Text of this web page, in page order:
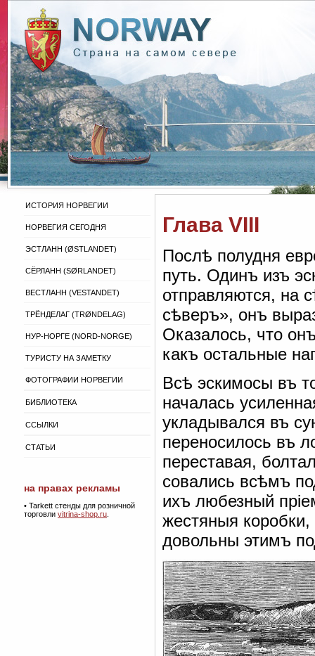
ИСТОРИЯ НОРВЕГИИ
НОРВЕГИЯ СЕГОДНЯ
ЭСТЛАНН (ØSTLANDET)
СЁРЛАНН (SØRLANDET)
ВЕСТЛАНН (VESTANDET)
ТРЁНДЕЛАГ (TRØNDELAG)
НУР-НОРГЕ (NORD-NORGE)
ТУРИСТУ НА ЗАМЕТКУ
ФОТОГРАФИИ НОРВЕГИИ
БИБЛИОТЕКА
ССЫЛКИ
СТАТЬИ
на правах рекламы
• Tarkett стенды для розничной
торговли vitrina-shop.ru
Глава VIII
Послѣ полудня
путь. Одинъ изъ
отправляются, на
сѣверъ», онъ
Оказалось, что
какъ остальные
Всѣ эскимосы въ
началась
укладывался въ
переносилось въ
переставая,
совались всѣмъ
ихъ любезный
жестяныя коробки,
довольны этимъ